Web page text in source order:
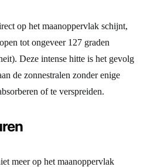
op het maanoppervlak schijnt,
tot ongeveer 127 graden
Deze intense hitte is het gevolg
de zonnestralen zonder enige
of te verspreiden.
meer op het maanoppervlak